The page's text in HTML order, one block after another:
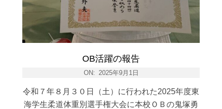
OB活躍の報告
ON: 2025年9月1日
令和７年８月３０日（土）に行われた2025年度東
海学生柔道体重別選手権大会に本校ＯＢの鬼塚勇